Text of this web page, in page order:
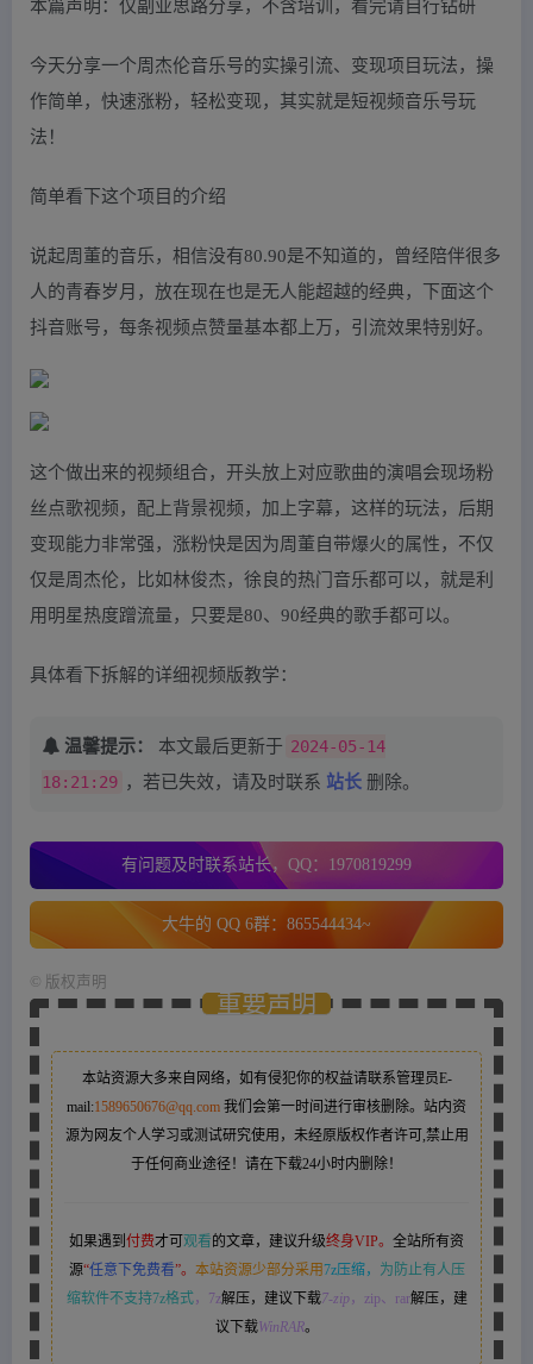
本篇声明：仅副业思路分享，不含培训，看完请自行钻研
今天分享一个周杰伦音乐号的实操引流、变现项目玩法，操
作简单，快速涨粉，轻松变现，其实就是短视频音乐号玩
法！
简单看下这个项目的介绍
说起周董的音乐，相信没有80.90是不知道的，曾经陪伴很多
人的青春岁月，放在现在也是无人能超越的经典，下面这个
抖音账号，每条视频点赞量基本都上万，引流效果特别好。
这个做出来的视频组合，开头放上对应歌曲的演唱会现场粉
丝点歌视频，配上背景视频，加上字幕，这样的玩法，后期
变现能力非常强，涨粉快是因为周董自带爆火的属性，不仅
仅是周杰伦，比如林俊杰，徐良的热门音乐都可以，就是利
用明星热度蹭流量，只要是80、90经典的歌手都可以。
具体看下拆解的详细视频版教学：
温馨提示： 本文最后更新于 2024-05-14
18:21:29 ，若已失效，请及时联系 站长 删除。
有问题及时联系站长，QQ：1970819299
大牛的 QQ 6群：865544434~
版权声明
重要声明
本站资源大多来自网络，如有侵犯你的权益请联系管理员E-
mail:1589650676@qq.com 我们会第一时间进行审核删除。站内资
源为网友个人学习或测试研究使用，未经原版权作者许可,禁止用
于任何商业途径！请在下载24小时内删除！
如果遇到 付费才可 观看 的文章，建议升级终身VIP。 全站所有资
源“任意下免费看”。 本站资源少部分采用7z压缩，
为防止有人压
缩软件不支持7z格式，7z解压，建议下载7-zip，zip、rar解压，建
议下载WinRAR。